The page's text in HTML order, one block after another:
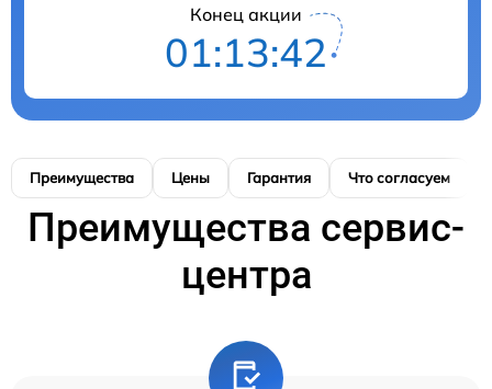
Конец акции
01:13:41
Преимущества Цены Гарантия Что согласуем
Преимущества сервис-
центра